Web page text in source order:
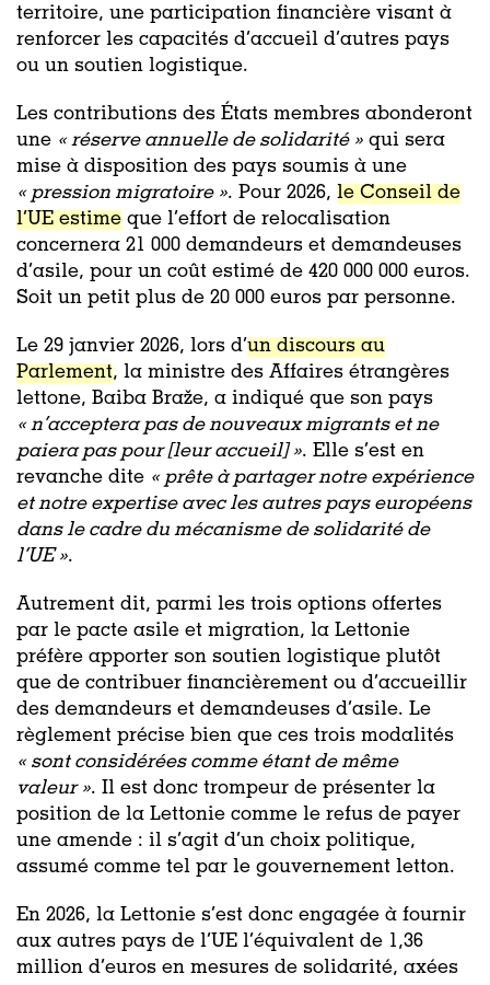
territoire, une participation financière visant à
renforcer les capacités d’accueil d’autres pays
ou un soutien logistique.
Les contributions des États membres abonderont
une « réserve annuelle de solidarité » qui sera
mise à disposition des pays soumis à une
« pression migratoire ». Pour 2026, le Conseil de
l’UE estime que l’effort de relocalisation
concernera 21 000 demandeurs et demandeuses
d’asile, pour un coût estimé de 420 000 000 euros.
Soit un petit plus de 20 000 euros par personne.
Le 29 janvier 2026, lors d’un discours au
Parlement, la ministre des Affaires étrangères
lettone, Baiba Braže, a indiqué que son pays
« n’acceptera pas de nouveaux migrants et ne
paiera pas pour [leur accueil] ». Elle s’est en
revanche dite « prête à partager notre expérience
et notre expertise avec les autres pays européens
dans le cadre du mécanisme de solidarité de
l’UE ».
Autrement dit, parmi les trois options offertes
par le pacte asile et migration, la Lettonie
préfère apporter son soutien logistique plutôt
que de contribuer financièrement ou d’accueillir
des demandeurs et demandeuses d’asile. Le
règlement précise bien que ces trois modalités
« sont considérées comme étant de même
valeur ». Il est donc trompeur de présenter la
position de la Lettonie comme le refus de payer
une amende : il s’agit d’un choix politique,
assumé comme tel par le gouvernement letton.
En 2026, la Lettonie s’est donc engagée à fournir
aux autres pays de l’UE l’équivalent de 1,36
million d’euros en mesures de solidarité, axées